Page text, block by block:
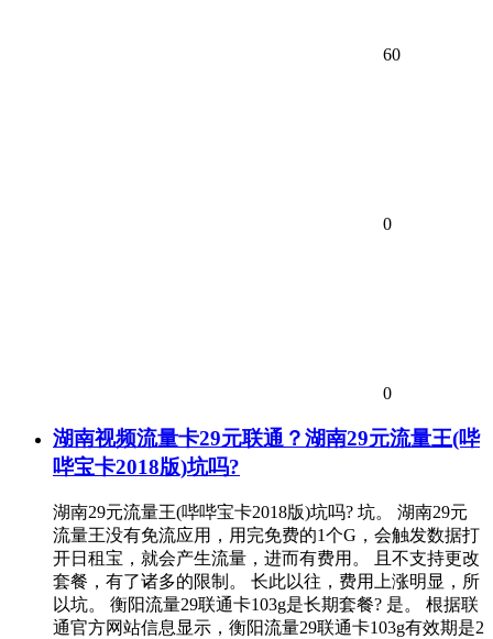
60
0
0
湖南视频流量卡29元联通？湖南29元流量王(哔
哔宝卡2018版)坑吗?
湖南29元流量王(哔哔宝卡2018版)坑吗? 坑。 湖南29元
流量王没有免流应用，用完免费的1个G，会触发数据打
开日租宝，就会产生流量，进而有费用。 且不支持更改
套餐，有了诸多的限制。 长此以往，费用上涨明显，所
以坑。 衡阳流量29联通卡103g是长期套餐? 是。 根据联
通官方网站信息显示，衡阳流量29联通卡103g有效期是2